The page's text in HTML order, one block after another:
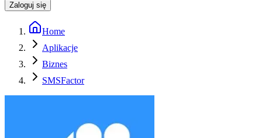
Zaloguj się
Home
Aplikacje
Biznes
SMSFactor